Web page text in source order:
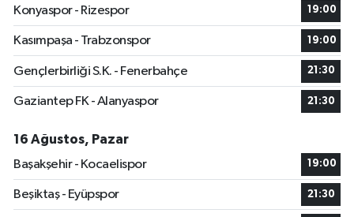
Konyaspor - Rizespor
19:00
Kasımpaşa - Trabzonspor 19:00
Gençlerbirliği S.K. - Fenerbahçe 21:30
Gaziantep FK - Alanyaspor 21:30
16 Ağustos, Pazar
Başakşehir - Kocaelispor
19:00
Beşiktaş - Eyüpspor 21:30